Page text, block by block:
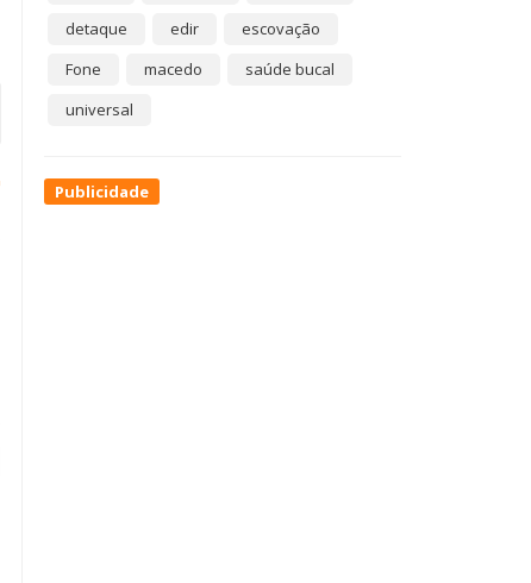
detaque
edir
escovação
Fone
macedo
saúde bucal
universal
Publicidade